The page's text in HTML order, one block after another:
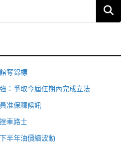
奪錦標
：爭取今屆任期內完成立法
准保釋候訊
車路士
半年油價續波動